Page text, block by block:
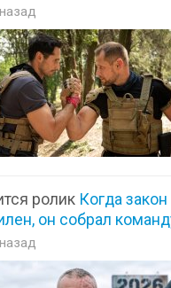
ролик Когда
он собрал